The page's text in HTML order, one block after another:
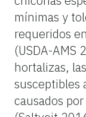
mínimas y
requeridos
(USDA-AMS
hortalizas,
susceptibles
causados